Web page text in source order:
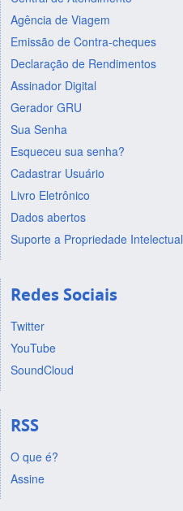
Agência de Viagem
Emissão de Contra-cheques
Declaração de Rendimentos
Assinador Digital
Gerador GRU
Sua Senha
Esqueceu sua senha?
Cadastrar Usuário
Livro Eletrônico
Dados abertos
Suporte a Propriedade Intelectual
Redes Sociais
Twitter
YouTube
SoundCloud
RSS
O que é?
Assine